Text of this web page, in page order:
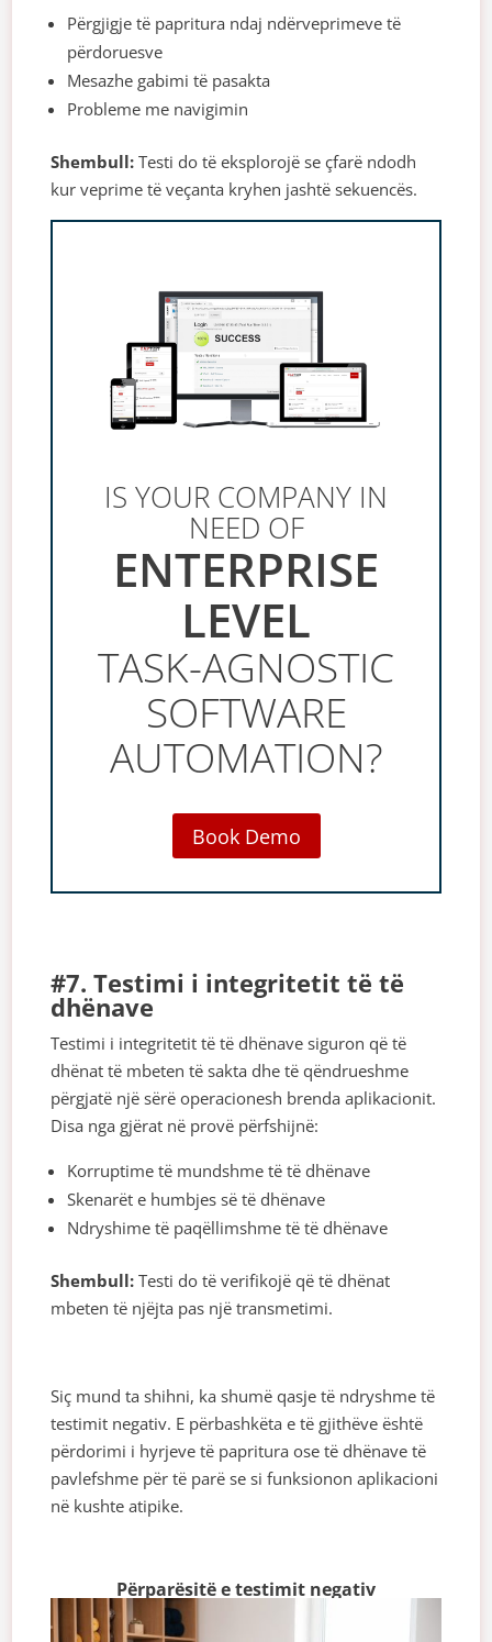
Përgjigje të papritura ndaj ndërveprimeve të
përdoruesve
Mesazhe gabimi të pasakta
Probleme me navigimin
Shembull: Testi do të eksplorojë se çfarë ndodh
kur veprime të veçanta kryhen jashtë sekuencës.
IS YOUR COMPANY IN
NEED OF
ENTERPRISE
LEVEL
TASK-AGNOSTIC
SOFTWARE
AUTOMATION?
Book Demo
#7. Testimi i integritetit të të
dhënave
Testimi i integritetit të të dhënave siguron që të
dhënat të mbeten të sakta dhe të qëndrueshme
përgjatë një sërë operacionesh brenda aplikacionit.
Disa nga gjërat në provë përfshijnë:
Korruptime të mundshme të të dhënave
Skenarët e humbjes së të dhënave
Ndryshime të paqëllimshme të të dhënave
Shembull: Testi do të verifikojë që të dhënat
mbeten të njëjta pas një transmetimi.
Siç mund ta shihni, ka shumë qasje të ndryshme të
testimit negativ. E përbashkëta e të gjithëve është
përdorimi i hyrjeve të papritura ose të dhënave të
pavlefshme për të parë se si funksionon aplikacioni
në kushte atipike.
Përparësitë e testimit negativ